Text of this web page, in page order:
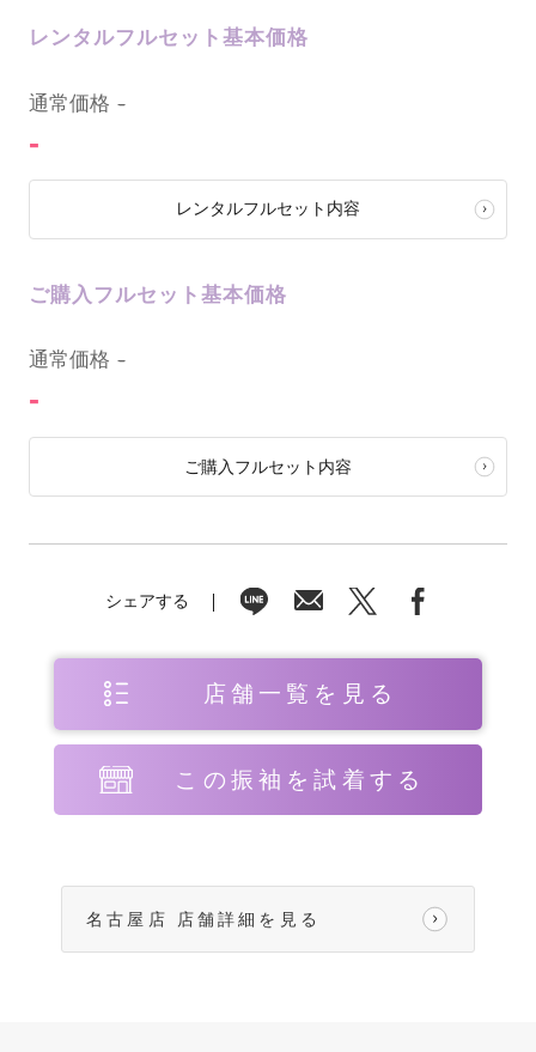
レンタルフルセット基本価格
通常価格 -
-
レンタルフルセット内容
ご購入フルセット基本価格
通常価格 -
-
ご購入フルセット内容
シェアする
店舗一覧を見る
この振袖を試着する
名古屋店 店舗詳細を見る